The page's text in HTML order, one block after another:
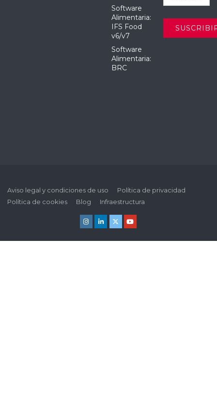
Software
Alimentaria:
IFS Food
v6/v7
Software
Alimentaria:
BRC
Aviso legal y condiciones de uso
Política de privacidad
Política de cookies
Blog Infraestructura